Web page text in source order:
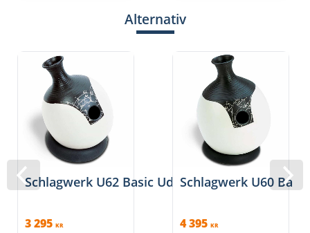
Alternativ
Schlagwerk U62 Basic Udu
3 295 KR
Schlagwerk U60 Bass
4 395 KR